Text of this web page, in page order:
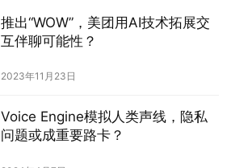
推出“WOW”，美团用AI技术拓展交
互伴聊可能性？
2023年11月23日
Voice Engine模拟人类声线，隐私
问题或成重要路卡？